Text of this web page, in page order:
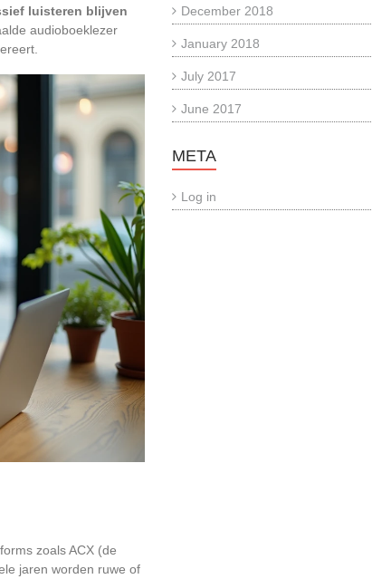
luisteren blijven
audioboeklezer
zoals ACX (de
jaren worden ruwe of
December 2018
January 2018
July 2017
June 2017
META
Log in